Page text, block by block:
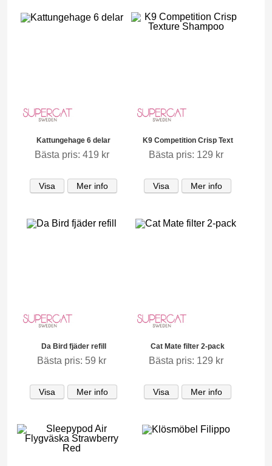
Kattungehage 6 delar
Bästa pris: 419 kr
Visa Mer info
K9 Competition Crisp Text
Bästa pris: 129 kr
Visa Mer info
Da Bird fjäder refill
Bästa pris: 59 kr
Visa Mer info
Cat Mate filter 2-pack
Bästa pris: 129 kr
Visa Mer info